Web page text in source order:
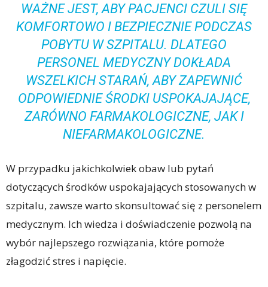
WAŻNE JEST, ABY PACJENCI CZULI SIĘ
KOMFORTOWO I BEZPIECZNIE PODCZAS
POBYTU W SZPITALU. DLATEGO
PERSONEL MEDYCZNY DOKŁADA
WSZELKICH STARAŃ, ABY ZAPEWNIĆ
ODPOWIEDNIE ŚRODKI USPOKAJAJĄCE,
ZARÓWNO FARMAKOLOGICZNE, JAK I
NIEFARMAKOLOGICZNE.
W przypadku jakichkolwiek obaw lub pytań
dotyczących środków uspokajających stosowanych w
szpitalu, zawsze warto skonsultować się z personelem
medycznym. Ich wiedza i doświadczenie pozwolą na
wybór najlepszego rozwiązania, które pomoże
złagodzić stres i napięcie.